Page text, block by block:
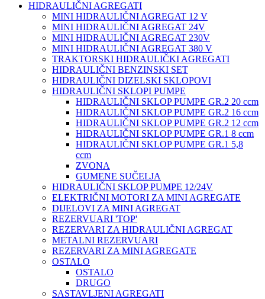
HIDRAULIČNI AGREGATI
MINI HIDRAULIČNI AGREGAT 12 V
MINI HIDRAULIČNI AGREGAT 24V
MINI HIDRAULIČNI AGREGAT 230V
MINI HIDRAULIČNI AGREGAT 380 V
TRAKTORSKI HIDRAULIČKI AGREGATI
HIDRAULIČNI BENZINSKI SET
HIDRAULIČNI DIZELSKI SKLOPOVI
HIDRAULIČNI SKLOPI PUMPE
HIDRAULIČNI SKLOP PUMPE GR.2 20 ccm
HIDRAULIČNI SKLOP PUMPE GR.2 16 ccm
HIDRAULIČNI SKLOP PUMPE GR.2 12 ccm
HIDRAULIČNI SKLOP PUMPE GR.1 8 ccm
HIDRAULIČNI SKLOP PUMPE GR.1 5,8
ccm
ZVONA
GUMENE SUČELJA
HIDRAULIČNI SKLOP PUMPE 12/24V
ELEKTRIČNI MOTORI ZA MINI AGREGATE
DIJELOVI ZA MINI AGREGAT
REZERVUARI 'TOP'
REZERVARI ZA HIDRAULIČNI AGREGAT
METALNI REZERVUARI
REZERVARI ZA MINI AGREGATE
OSTALO
OSTALO
DRUGO
SASTAVLJENI AGREGATI